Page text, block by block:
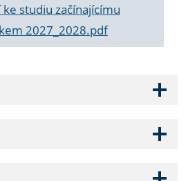
studiu začínajícímu
2027_2028.pdf